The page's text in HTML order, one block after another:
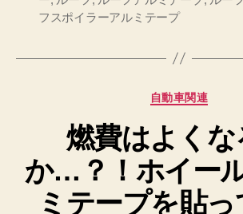
フスポイラーアルミテープ
カ
ゴ
リ
ー
自動車関連
燃費はよくな
か…？！ホイー
ミテープを貼